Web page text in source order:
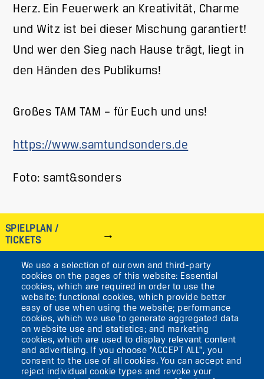
We use a selection of our own and third-party
cookies on the pages of this website: Essential
cookies, which are required in order to use the
website; functional cookies, which provide better
easy of use when using the website; performance
cookies, which we use to generate aggregated data
on website use and statistics; and marketing
cookies, which are used to display relevant content
and advertising. If you choose "ACCEPT ALL", you
consent to the use of all cookies. You can accept and
reject individual cookie types and revoke your
Herz. Ein Feuerwerk an Kreativität, Charme
und Witz ist bei dieser Mischung garantiert!
Und wer den Sieg nach Hause trägt, liegt in
den Händen des Publikums!
Großes TAM TAM – für Euch und uns!
https://www.samtundsonders.de
Foto: samt&sonders
SPIELPLAN /
TICKETS
IMAGE
VIKTORIASTR. 10-18
12105 BERLIN
TEMPELHOF
AKTUELLES